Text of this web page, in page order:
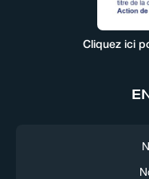
Cliquez ici